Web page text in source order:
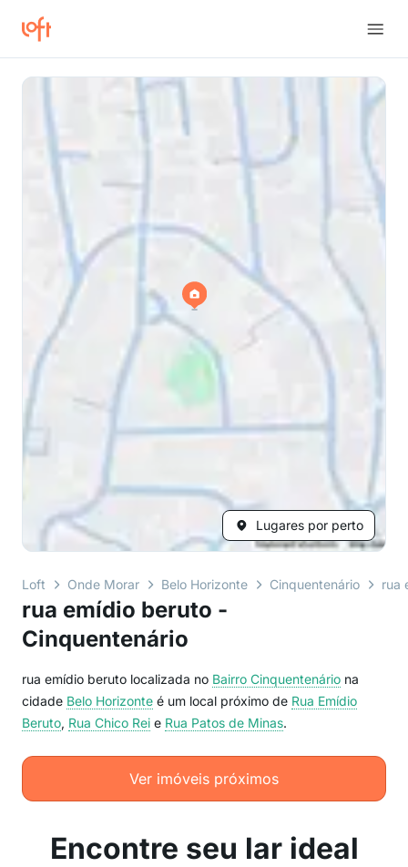
Lugares por perto
Loft Onde Morar Belo Horizonte Cinquentenário rua
rua emídio beruto -
Cinquentenário
rua emídio beruto localizada no Bairro Cinquentenário na
cidade Belo Horizonte é um local próximo de Rua Emídio
Beruto, Rua Chico Rei e Rua Patos de Minas.
Ver imóveis próximos
Encontre seu lar ideal